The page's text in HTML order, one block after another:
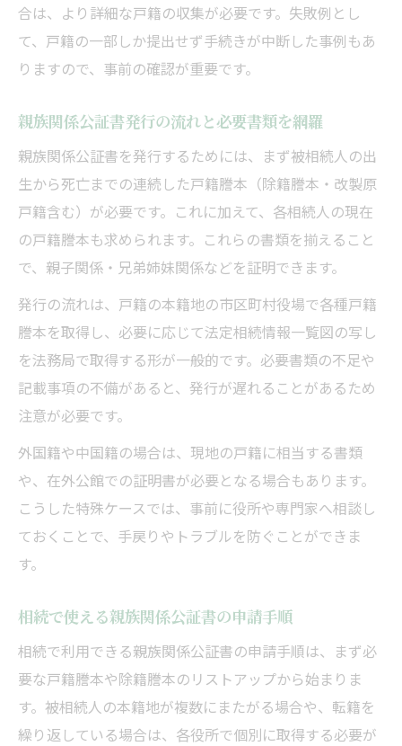
合は、より詳細な戸籍の収集が必要です。失敗例とし
て、戸籍の一部しか提出せず手続きが中断した事例もあ
りますので、事前の確認が重要です。
親族関係公証書発行の流れと必要書類を網羅
親族関係公証書を発行するためには、まず被相続人の出
生から死亡までの連続した戸籍謄本（除籍謄本・改製原
戸籍含む）が必要です。これに加えて、各相続人の現在
の戸籍謄本も求められます。これらの書類を揃えること
で、親子関係・兄弟姉妹関係などを証明できます。
発行の流れは、戸籍の本籍地の市区町村役場で各種戸籍
謄本を取得し、必要に応じて法定相続情報一覧図の写し
を法務局で取得する形が一般的です。必要書類の不足や
記載事項の不備があると、発行が遅れることがあるため
注意が必要です。
外国籍や中国籍の場合は、現地の戸籍に相当する書類
や、在外公館での証明書が必要となる場合もあります。
こうした特殊ケースでは、事前に役所や専門家へ相談し
ておくことで、手戻りやトラブルを防ぐことができま
す。
相続で使える親族関係公証書の申請手順
相続で利用できる親族関係公証書の申請手順は、まず必
要な戸籍謄本や除籍謄本のリストアップから始まりま
す。被相続人の本籍地が複数にまたがる場合や、転籍を
繰り返している場合は、各役所で個別に取得する必要が